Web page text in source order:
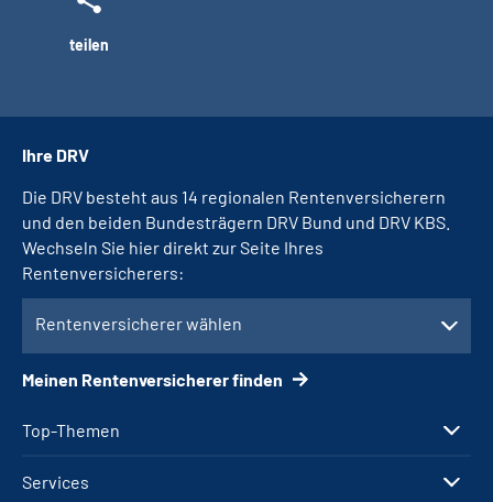
teilen
Top-Themen
Services
Ihre DRV
Die DRV besteht aus 14 regionalen Rentenversicherern
und den beiden Bundesträgern DRV Bund und DRV KBS.
Wechseln Sie hier direkt zur Seite Ihres
Rentenversicherers:
Rentenversicherer wählen
Meinen Rentenversicherer finden